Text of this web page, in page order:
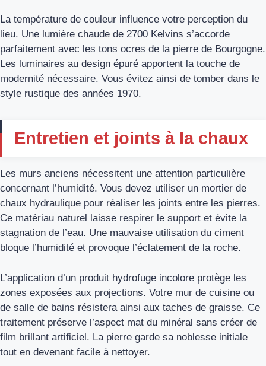
La température de couleur influence votre perception du
lieu. Une lumière chaude de 2700 Kelvins s’accorde
parfaitement avec les tons ocres de la pierre de Bourgogne.
Les luminaires au design épuré apportent la touche de
modernité nécessaire. Vous évitez ainsi de tomber dans le
style rustique des années 1970.
Entretien et joints à la chaux
Les murs anciens nécessitent une attention particulière
concernant l’humidité. Vous devez utiliser un mortier de
chaux hydraulique pour réaliser les joints entre les pierres.
Ce matériau naturel laisse respirer le support et évite la
stagnation de l’eau. Une mauvaise utilisation du ciment
bloque l’humidité et provoque l’éclatement de la roche.
L’application d’un produit hydrofuge incolore protège les
zones exposées aux projections. Votre mur de cuisine ou
de salle de bains résistera ainsi aux taches de graisse. Ce
traitement préserve l’aspect mat du minéral sans créer de
film brillant artificiel. La pierre garde sa noblesse initiale
tout en devenant facile à nettoyer.